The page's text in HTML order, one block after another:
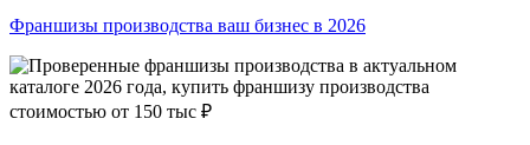
Франшизы производства ваш бизнес в 2026